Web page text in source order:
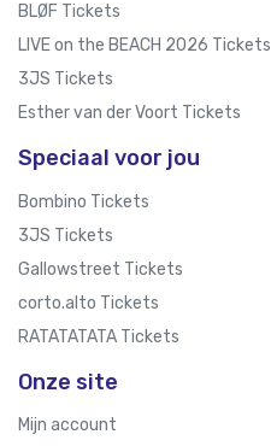
BLØF Tickets
LIVE on the BEACH 2026 Tickets
3JS Tickets
Esther van der Voort Tickets
Speciaal voor jou
Bombino Tickets
3JS Tickets
Gallowstreet Tickets
corto.alto Tickets
RATATATATA Tickets
Onze site
Mijn account